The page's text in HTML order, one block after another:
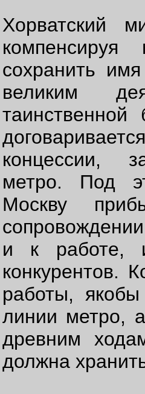
Хорватский
сохранить
великим
концессии,
метро. Под
Москву
и к работе,
конкурентов.
работы,
линии метро,
древним
должна